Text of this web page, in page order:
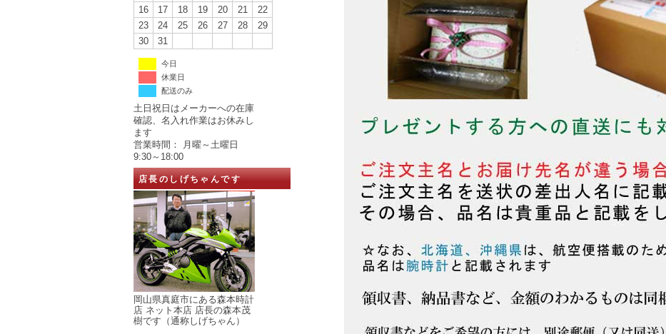
16
17 18 19 20 21
22
23
24 25 26 27 28
29
30
31
今日
休業日
配送のみ
土日祝日はメーカーへの在庫
確認、名入れ作業はお休みし
ます
営業時間： 月曜～土曜日
9:30～18:00
店長のしげちゃんです
岡山県真庭市にある森本時計
店 ネット本店 店長の森本茂
樹です（通称しげちゃん）